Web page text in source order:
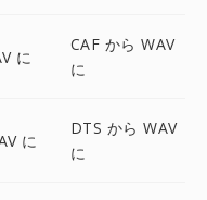
に
CAF から WAV
に
に
DTS から WAV
に